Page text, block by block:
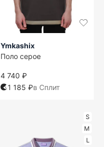
Ymkashix
Поло серое
4 740 ₽
1 185 ₽в Сплит
S
M
L